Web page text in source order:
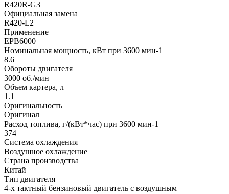
R420R-G3
Официальная замена
R420-L2
Применение
EPB6000
Номинальная мощность, кВт при 3600 мин-1
8.6
Обороты двигателя
3000 об./мин
Объем картера, л
1.1
Оригинальность
Оригинал
Расход топлива, г/(кВт*час) при 3600 мин-1
374
Система охлаждения
Воздушное охлаждение
Страна производства
Китай
Тип двигателя
4-х тактный бензиновый двигатель с воздушным